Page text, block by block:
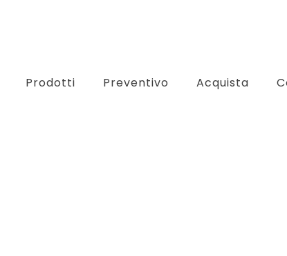
Prodotti Preventivo Acquista